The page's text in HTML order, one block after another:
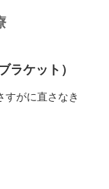
ラケット）
すがに直さなき